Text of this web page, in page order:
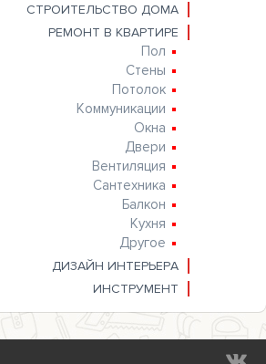
СТРОИТЕЛЬСТВО ДОМА
РЕМОНТ В КВАРТИРЕ
Пол
Стены
Потолок
Коммуникации
Окна
Двери
Вентиляция
Сантехника
Балкон
Кухня
Другое
ДИЗАЙН ИНТЕРЬЕРА
ИНСТРУМЕНТ